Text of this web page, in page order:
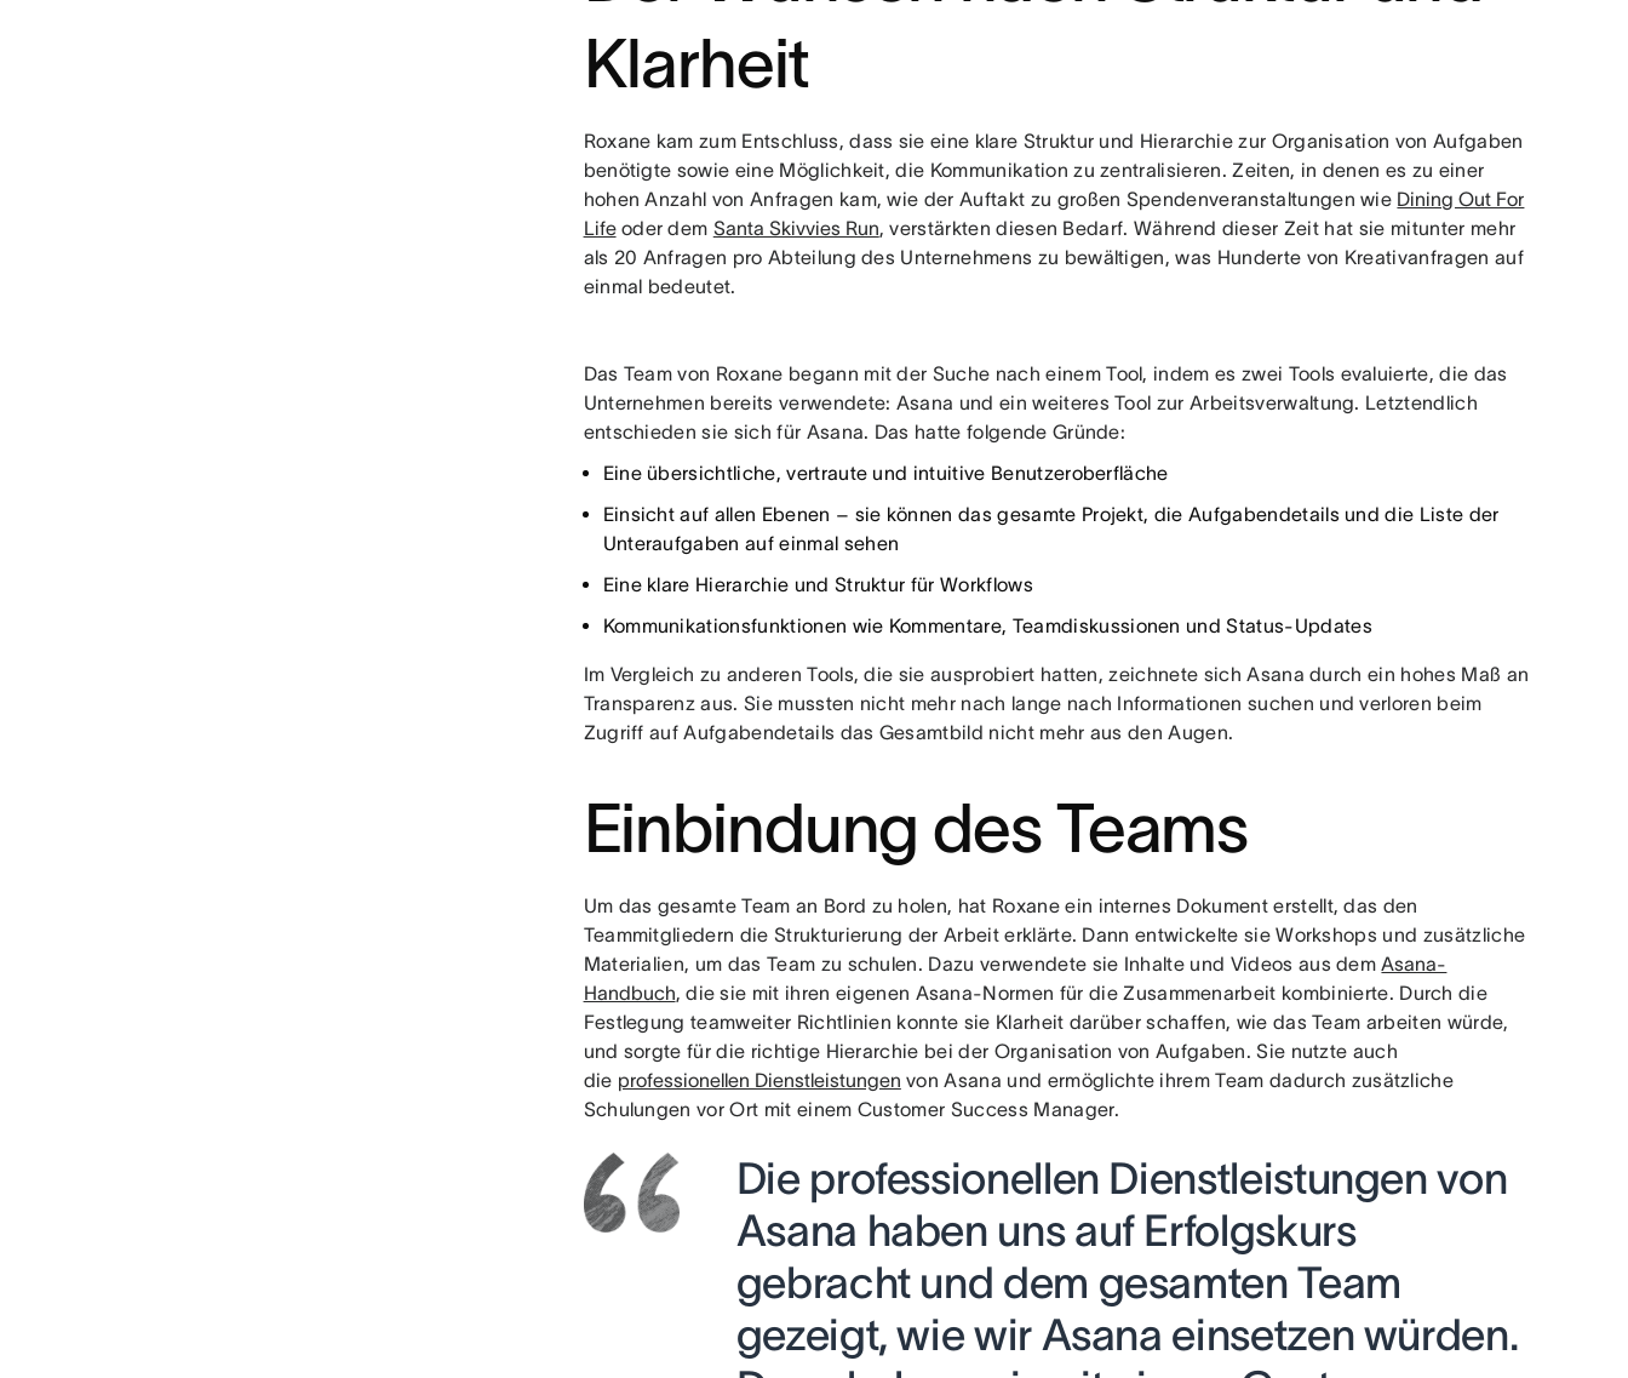
Klarheit
Roxane kam zum Entschluss, dass sie eine klare Struktur und Hierarchie zur Organisation von Aufgaben
benötigte sowie eine Möglichkeit, die Kommunikation zu zentralisieren. Zeiten, in denen es zu einer
hohen Anzahl von Anfragen kam, wie der Auftakt zu großen Spendenveranstaltungen wie Dining Out For
Lifeoder dem Santa Skivvies Run, verstärkten diesen Bedarf. Während dieser Zeit hat sie mitunter mehr
als 20 Anfragen pro Abteilung des Unternehmens zu bewältigen, was Hunderte von Kreativanfragen auf
einmal bedeutet.
Das Team von Roxane begann mit der Suche nach einem Tool, indem es zwei Tools evaluierte, die das
Unternehmen bereits verwendete: Asana und ein weiteres Tool zur Arbeitsverwaltung. Letztendlich
entschieden sie sich für Asana. Das hatte folgende Gründe:
Eine übersichtliche, vertraute und intuitive Benutzeroberfläche
Einsicht auf allen Ebenen – sie können das gesamte Projekt, die Aufgabendetails und die Liste der
Unteraufgaben auf einmal sehen
Eine klare Hierarchie und Struktur für Workflows
Kommunikationsfunktionen wie Kommentare, Teamdiskussionen und Status-Updates
Im Vergleich zu anderen Tools, die sie ausprobiert hatten, zeichnete sich Asana durch ein hohes Maß an
Transparenz aus. Sie mussten nicht mehr nach lange nach Informationen suchen und verloren beim
Zugriff auf Aufgabendetails das Gesamtbild nicht mehr aus den Augen.
Einbindung des Teams
Um das gesamte Team an Bord zu holen, hat Roxane ein internes Dokument erstellt, das den
Teammitgliedern die Strukturierung der Arbeit erklärte. Dann entwickelte sie Workshops und zusätzliche
Materialien, um das Team zu schulen. Dazu verwendete sie Inhalte und Videos aus demAsana-
Handbuch, die sie mit ihren eigenen Asana-Normen für die Zusammenarbeit kombinierte. Durch die
Festlegung teamweiter Richtlinien konnte sie Klarheit darüber schaffen, wie das Team arbeiten würde,
und sorgte für die richtige Hierarchie bei der Organisation von Aufgaben. Sie nutzte auch
die professionellen Dienstleistungen von Asana und ermöglichte ihrem Team dadurch zusätzliche
Schulungen vor Ort mit einem Customer Success Manager.
Die professionellen Dienstleistungen von
Asana haben uns auf Erfolgskurs
gebracht und dem gesamten Team
gezeigt, wie wir Asana einsetzen würden.